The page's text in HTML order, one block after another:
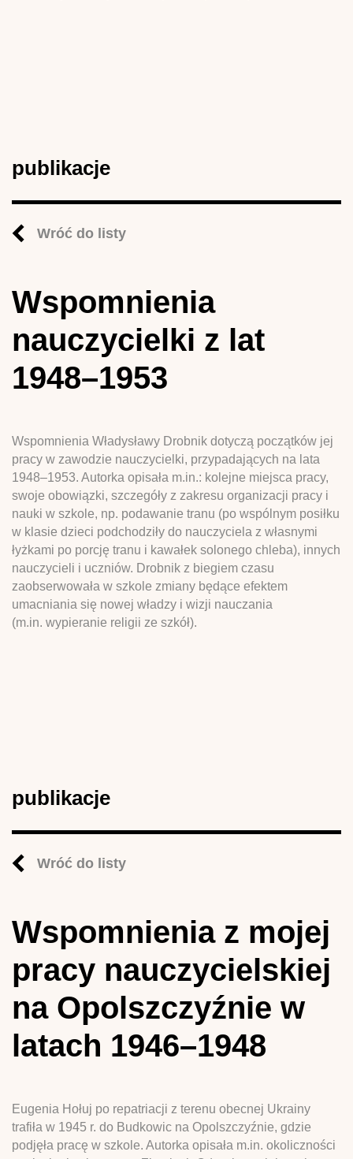
publikacje
Wróć do listy
Wspomnienia
nauczycielki z lat
1948–1953
Wspomnienia Władysławy Drobnik dotyczą początków jej
pracy w zawodzie nauczycielki, przypadających na lata
1948–1953. Autorka opisała m.in.: kolejne miejsca pracy,
swoje obowiązki, szczegóły z zakresu organizacji pracy i
nauki w szkole, np. podawanie tranu (po wspólnym posiłku
w klasie dzieci podchodziły do nauczyciela z własnymi
łyżkami po porcję tranu i kawałek solonego chleba), innych
nauczycieli i uczniów. Drobnik z biegiem czasu
zaobserwowała w szkole zmiany będące efektem
umacniania się nowej władzy i wizji nauczania
(m.in. wypieranie religii ze szkół).
publikacje
Wróć do listy
Wspomnienia z mojej
pracy nauczycielskiej
na Opolszczyźnie w
latach 1946–1948
Eugenia Hołuj po repatriacji z terenu obecnej Ukrainy
trafiła w 1945 r. do Budkowic na Opolszczyźnie, gdzie
podjęła pracę w szkole. Autorka opisała m.in. okoliczności